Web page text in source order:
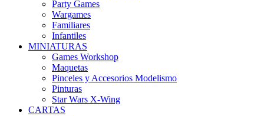
Party Games
Wargames
Familiares
Infantiles
MINIATURAS
Games Workshop
Maquetas
Pinceles y Accesorios Modelismo
Pinturas
Star Wars X-Wing
CARTAS